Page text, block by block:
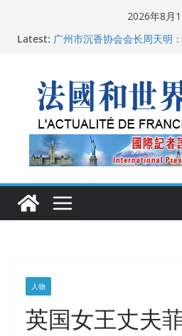
2026年8月
Latest: 广州市沉香协会会长周天明
从一杯沉香叶茶到一缕海南
海南沉香文化考察纪行
父亲的日记
人物
英国女王丈夫